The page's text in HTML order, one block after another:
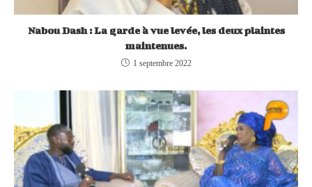
Nabou Dash : La garde à vue levée, les deux plaintes
maintenues.
1 septembre 2022